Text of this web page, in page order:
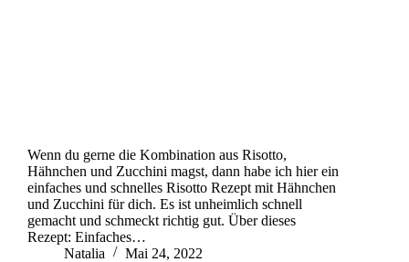
Wenn du gerne die Kombination aus Risotto,
Hähnchen und Zucchini magst, dann habe ich hier ein
einfaches und schnelles Risotto Rezept mit Hähnchen
und Zucchini für dich. Es ist unheimlich schnell
gemacht und schmeckt richtig gut. Über dieses
Rezept: Einfaches…
Natalia
Mai 24, 2022